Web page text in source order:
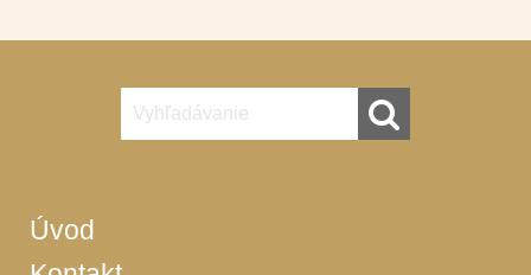
Úvod